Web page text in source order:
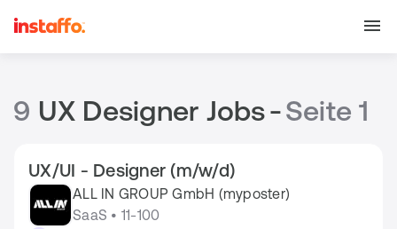
9 UX Designer Jobs-Seite 1
UX/UI - Designer (m/w/d)
ALL IN GROUP GmbH (myposter)
SaaS • 11-100